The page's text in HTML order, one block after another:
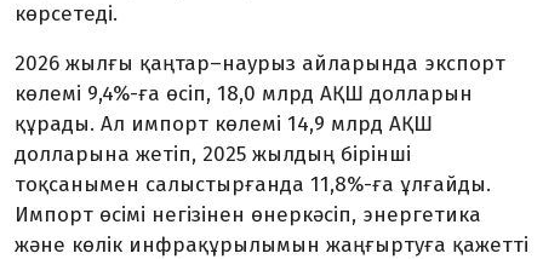
көрсетеді.
2026 жылғы қаңтар–наурыз айларында экспорт
көлемі 9,4%-ға өсіп, 18,0 млрд АҚШ долларын
құрады. Ал импорт көлемі 14,9 млрд АҚШ
долларына жетіп, 2025 жылдың бірінші
тоқсанымен салыстырғанда 11,8%-ға ұлғайды.
Импорт өсімі негізінен өнеркәсіп, энергетика
және көлік инфрақұрылымын жаңғыртуға қажетті